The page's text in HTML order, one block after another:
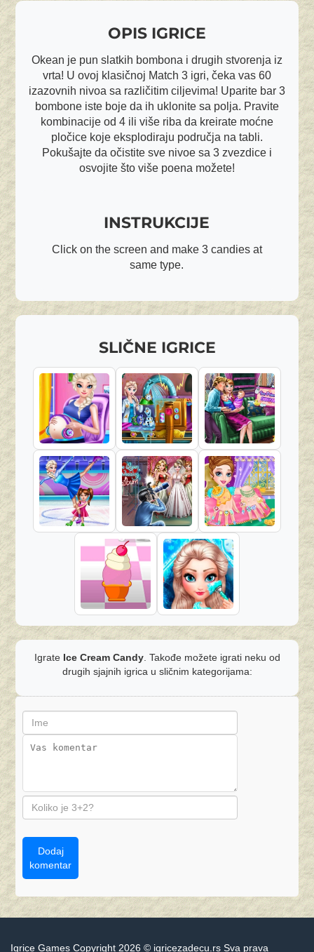
OPIS IGRICE
Okean je pun slatkih bombona i drugih stvorenja iz
vrta! U ovoj klasičnoj Match 3 igri, čeka vas 60
izazovnih nivoa sa različitim ciljevima! Uparite bar 3
bombone iste boje da ih uklonite sa polja. Pravite
kombinacije od 4 ili više riba da kreirate moćne
pločice koje eksplodiraju područja na tabli.
Pokušajte da očistite sve nivoe sa 3 zvezdice i
osvojite što više poena možete!
INSTRUKCIJE
Click on the screen and make 3 candies at
same type.
SLIČNE IGRICE
Igrate Ice Cream Candy. Takođe možete igrati neku od
drugih sjajnih igrica u sličnim kategorijama:
Dodaj
komentar
Igrice Games Copyright 2026 © igricezadecu.rs Sva prava